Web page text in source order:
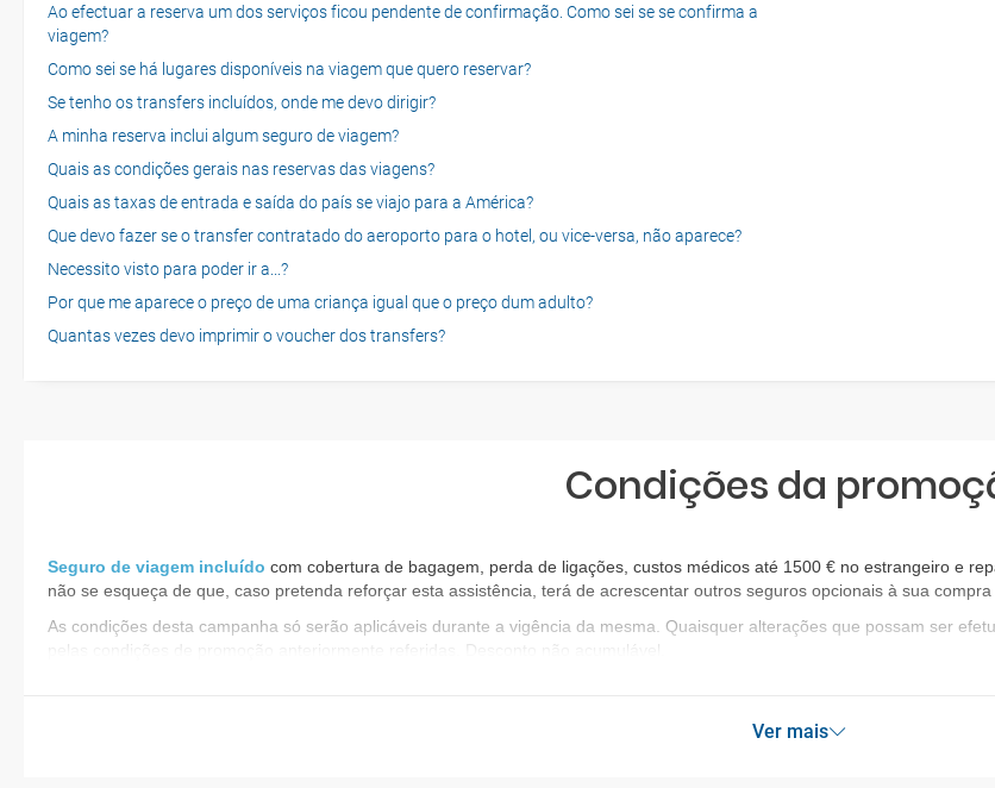
Ao efectuar a reserva um dos serviços ficou pendente de confirmação. Como sei se se confirma a
viagem?
Como sei se há lugares disponíveis na viagem que quero reservar?
Se tenho os transfers incluídos, onde me devo dirigir?
A minha reserva inclui algum seguro de viagem?
Quais as condições gerais nas reservas das viagens?
Quais as taxas de entrada e saída do país se viajo para a América?
Que devo fazer se o transfer contratado do aeroporto para o hotel, ou vice-versa, não aparece?
Necessito visto para poder ir a...?
Por que me aparece o preço de uma criança igual que o preço dum adulto?
Quantas vezes devo imprimir o voucher dos transfers?
Condições da
Seguro de viagem incluído com cobertura de bagagem, perda de ligações, custos médicos até 1500 € no estrangeiro e
não se esqueça de que, caso pretenda reforçar esta assistência, terá de acrescentar outros seguros opcionais à sua
As condições desta campanha só serão aplicáveis durante a vigência da mesma. Quaisquer alterações que possam ser
pelas condições de promoção anteriormente referidas. Desconto não acumulável.
Ver mais